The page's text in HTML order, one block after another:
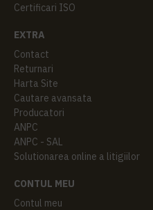
Certificari ISO
EXTRA
Contact
Returnari
Harta Site
Cautare avansata
Producatori
ANPC
ANPC - SAL
Solutionarea online a litigiilor
CONTUL MEU
Contul meu